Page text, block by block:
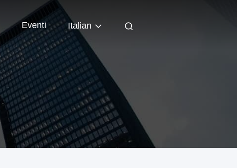
Eventi Italian